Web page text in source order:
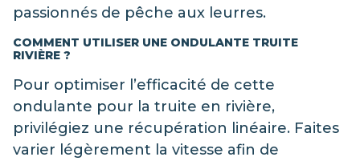
passionnés de pêche aux leurres.
COMMENT UTILISER UNE ONDULANTE TRUITE
RIVIÈRE ?
Pour optimiser l’efficacité de cette
ondulante pour la truite en rivière,
privilégiez une récupération linéaire. Faites
varier légèrement la vitesse afin de